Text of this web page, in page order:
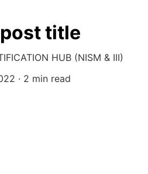
title
HUB (NISM & III)
2 min read